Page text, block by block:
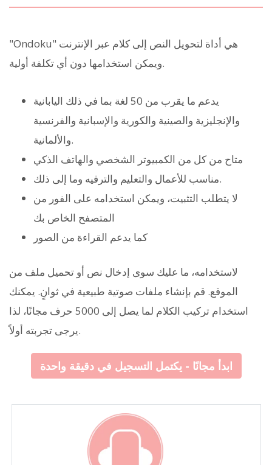
"Ondoku" هي أداة لتحويل النص إلى كلام عبر الإنترنت
ويمكن استخدامها دون أي تكلفة أولية.
يدعم ما يقرب من 50 لغة بما في ذلك اليابانية
والإنجليزية والصينية والكورية والإسبانية والفرنسية
والألمانية.
متاح من كل من الكمبيوتر الشخصي والهاتف الذكي
مناسب للأعمال والتعليم والترفيه وما إلى ذلك.
لا يتطلب التثبيت، ويمكن استخدامه على الفور من
المتصفح الخاص بك
كما يدعم القراءة من الصور
لاستخدامه، ما عليك سوى إدخال نص أو تحميل ملف من
الموقع. قم بإنشاء ملفات صوتية طبيعية في ثوانٍ. يمكنك
استخدام تركيب الكلام لما يصل إلى 5000 حرف مجانًا، لذا
يرجى تجربته أولاً.
ابدأ مجانًا - يكتمل التسجيل في دقيقة واحدة